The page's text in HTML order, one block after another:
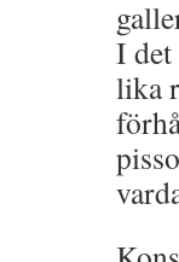
I det
lika